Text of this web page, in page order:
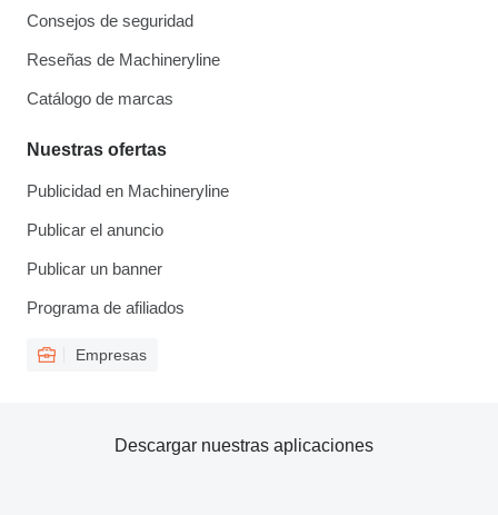
Consejos de seguridad
Reseñas de Machineryline
Catálogo de marcas
Nuestras ofertas
Publicidad en Machineryline
Publicar el anuncio
Publicar un banner
Programa de afiliados
Empresas
Descargar nuestras aplicaciones